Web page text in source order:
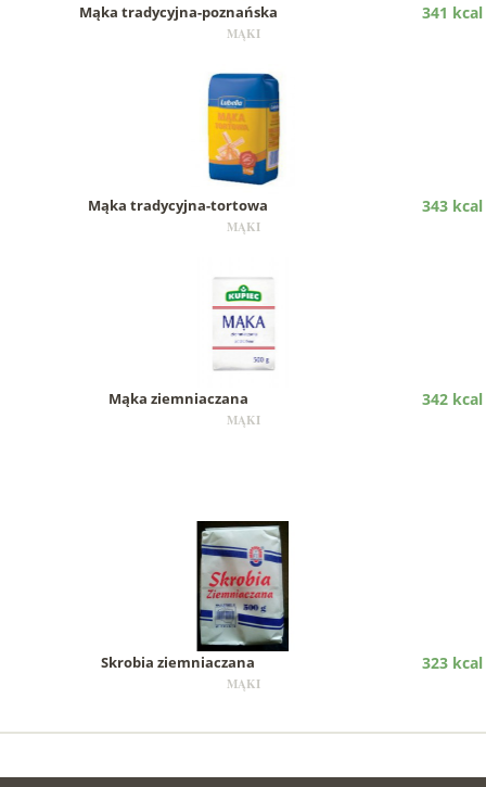
Mąka tradycyjna-poznańska 341 kcal
MĄKI
Mąka tradycyjna-tortowa 343 kcal
MĄKI
Mąka ziemniaczana 342 kcal
MĄKI
Skrobia ziemniaczana 323 kcal
MĄKI